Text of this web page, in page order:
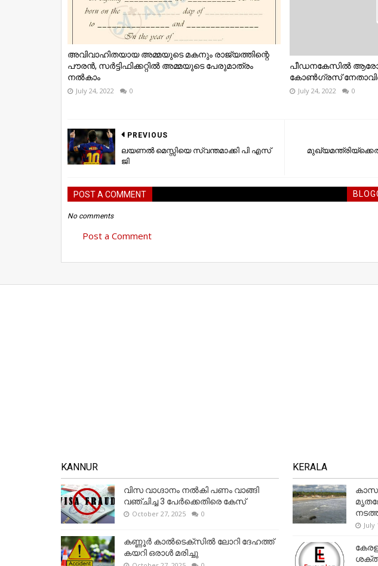
അവിവാഹിതയായ അമ്മയുടെ മകനും രാജ്യത്തിന്റെ
പൗരന്‍, സര്‍ട്ടിഫിക്കറ്റില്‍ അമ്മയുടെ പേരുമാത്രം
നല്‍കാം
July 24, 2022 0
പീഡനകേസിൽ
കോൺഗ്രസ്
July 24, 2022 0
PREVIOUS
ലയണൽ മെസ്സിയെ സ്വന്തമാക്കി പി എസ്
ജി
POST A COMMENT
No comments
Post a Comment
KANNUR
വിസ വാഗ്ദാനം നൽകി പണം വാങ്ങി
വഞ്ചിച്ച 3 പേർക്കെതിരെ കേസ്
October 27, 2025 0
കണ്ണൂര്‍ കാല്‍ടെക്‌സില്‍ ലോറി ദേഹത്ത്
കയറി ഒരാള്‍ മരിച്ചു
KERALA
July